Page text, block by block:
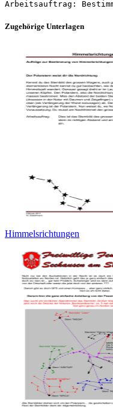
Zugehörige Unterlagen
Himmelsrichtungen